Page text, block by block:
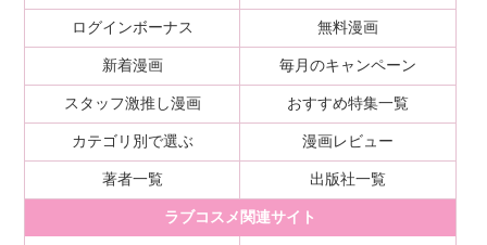
ログインボーナス 無料漫画
新着漫画 毎月のキャンペーン
スタッフ激推し漫画 おすすめ特集一覧
カテゴリ別で選ぶ 漫画レビュー
著者一覧 出版社一覧
ラブコスメ関連サイト